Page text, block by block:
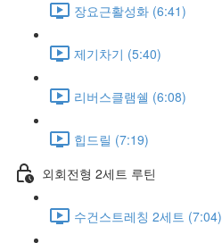
장요근활성화 (6:41)
제기차기 (5:40)
리버스클램쉘 (6:08)
힙드릴 (7:19)
외회전형 2세트 루틴
수건스트레칭 2세트 (7:04)